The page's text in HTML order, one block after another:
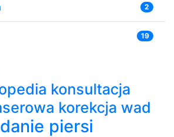
2
19
konsultacja
korekcja wad
piersi